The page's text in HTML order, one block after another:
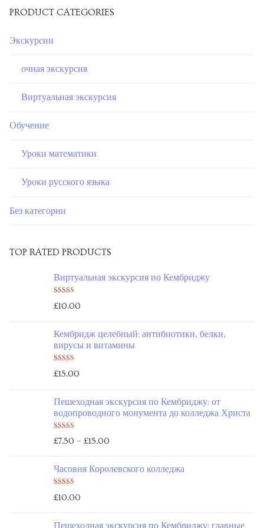
PRODUCT CATEGORIES
Экскурсии
очная экскурсия
Виртуальная экскурсия
Обучение
Уроки математики
Уроки русского языка
Без категории
TOP RATED PRODUCTS
Виртуальная экскурсия по Кембриджу
Оценка
5.00из 5
£10.00
Кембридж целебный: антибиотики, белки,
вирусы и витамины
Оценка
5.00из 5
£15.00
Пешеходная экскурсия по Кембриджу: от
водопроводного монумента до колледжа Христа
Оценка
5.00из 5
£7.50 – £15.00
Часовня Королевского колледжа
Оценка
5.00из 5
£10.00
Пешеходная экскурсия по Кембриджу: главные